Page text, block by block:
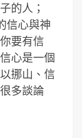
的人；
信心與神
要有信
心是一個
挪山、信
多談論